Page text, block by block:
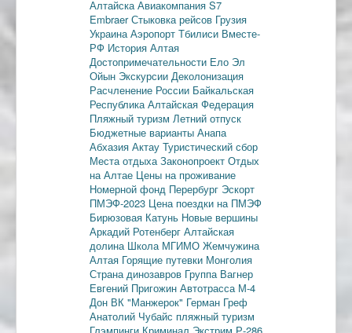
АлтайскаАвиакомпания S7
EmbraerСтыковка рейсов Грузия
УкраинаАэропорт Тбилиси Вместе-
РФ История Алтая
Достопримечательности Ело Эл
Ойын Экскурсии Деколонизация
Расчленение России Байкальская
РеспубликаАлтайская Федерация
Пляжный туризм Летний отпуск
Бюджетные варианты Анапа
Абхазия Актау Туристический сбор
Места отдыхаЗаконопроект Отдых
на Алтае Цены на проживание
Номерной фонд Перербург Эскорт
ПМЭФ-2023 Цена поездки на ПМЭФ
Бирюзовая Катунь Новые вершины
Аркадий Ротенберг Алтайская
долина Школа МГИМО Жемчужина
Алтая Горящие путевки Монголия
Страна динозавров Группа Вагнер
Евгений Пригожин Автотрасса М-4
Дон ВК "Манжерок" Герман Греф
Анатолий Чубайс пляжный туризм